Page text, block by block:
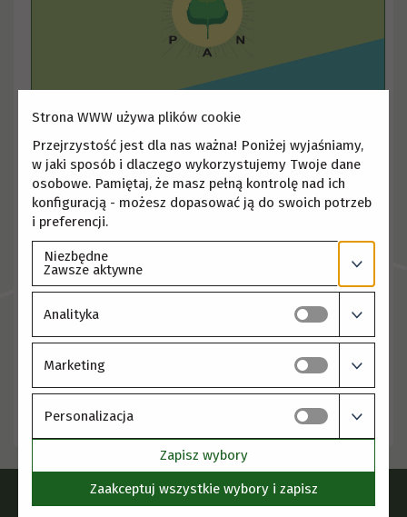
Instytut Fizjologii Roślin
Strona WWW używa plików cookie
Przejrzystość jest dla nas ważna! Poniżej wyjaśniamy,
w jaki sposób i dlaczego wykorzystujemy Twoje dane
osobowe. Pamiętaj, że masz pełną kontrolę nad ich
konfiguracją - możesz dopasować ją do swoich potrzeb
i preferencji.
Niezbędne
Zawsze aktywne
Analityka
Marketing
Personalizacja
Zapisz wybory
Zaakceptuj wszystkie wybory i zapisz